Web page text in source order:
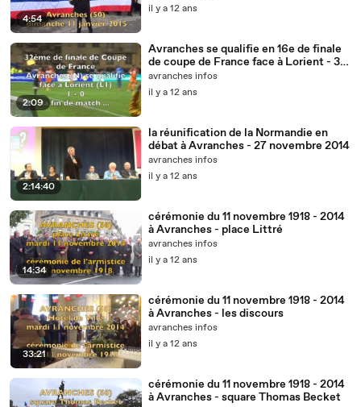
4:54
il y a 12 ans
2:09
Avranches se qualifie en 16e de finale
de coupe de France face à Lorient - 3
janvier 2015
avranches infos
il y a 12 ans
2:14:40
la réunification de la Normandie en
débat à Avranches - 27 novembre 2014
avranches infos
il y a 12 ans
14:34
cérémonie du 11 novembre 1918 - 2014
à Avranches - place Littré
avranches infos
il y a 12 ans
33:21
cérémonie du 11 novembre 1918 - 2014
à Avranches - les discours
avranches infos
il y a 12 ans
cérémonie du 11 novembre 1918 - 2014
à Avranches - square Thomas Becket